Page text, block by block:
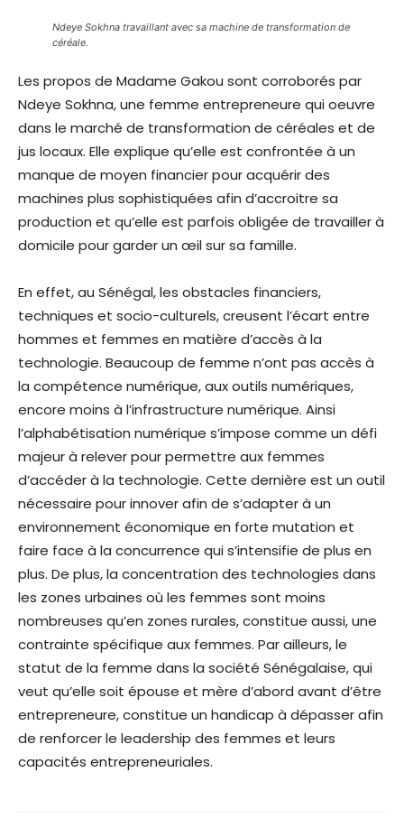
Ndeye Sokhna travaillant avec sa machine de transformation de
céréale.
Les propos de Madame Gakou sont corroborés par
Ndeye Sokhna, une femme entrepreneure qui oeuvre
dans le marché de transformation de céréales et de
jus locaux. Elle explique qu’elle est confrontée à un
manque de moyen financier pour acquérir des
machines plus sophistiquées afin d’accroitre sa
production et qu’elle est parfois obligée de travailler à
domicile pour garder un œil sur sa famille.
En effet, au Sénégal, les obstacles financiers,
techniques et socio-culturels, creusent l’écart entre
hommes et femmes en matière d’accès à la
technologie. Beaucoup de femme n’ont pas accès à
la compétence numérique, aux outils numériques,
encore moins à l’infrastructure numérique. Ainsi
l’alphabétisation numérique s’impose comme un défi
majeur à relever pour permettre aux femmes
d’accéder à la technologie. Cette dernière est un outil
nécessaire pour innover afin de s’adapter à un
environnement économique en forte mutation et
faire face à la concurrence qui s’intensifie de plus en
plus. De plus, la concentration des technologies dans
les zones urbaines où les femmes sont moins
nombreuses qu’en zones rurales, constitue aussi, une
contrainte spécifique aux femmes. Par ailleurs, le
statut de la femme dans la société Sénégalaise, qui
veut qu’elle soit épouse et mère d’abord avant d’être
entrepreneure, constitue un handicap à dépasser afin
de renforcer le leadership des femmes et leurs
capacités entrepreneuriales.